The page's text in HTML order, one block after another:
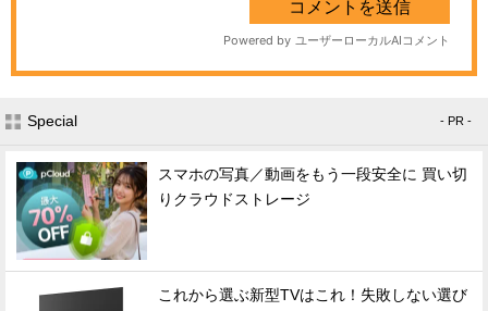
Special - PR -
スマホの写真／動画をもう一段安全に 買い切
りクラウドストレージ
これから選ぶ新型TVはこれ！失敗しない選び